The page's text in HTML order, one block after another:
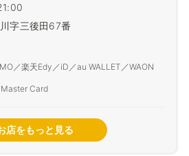
字三後田67番
／楽天Edy／iD／au WALLET／WAON
Card
店をもっと見る